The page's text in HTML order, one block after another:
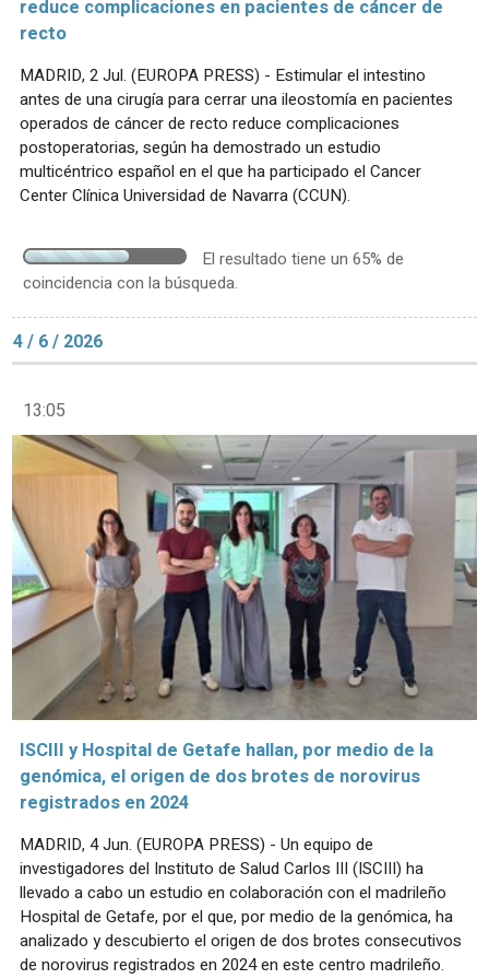
reduce complicaciones en pacientes de cáncer de
recto
MADRID, 2 Jul. (EUROPA PRESS) - Estimular el intestino
antes de una cirugía para cerrar una ileostomía en pacientes
operados de cáncer de recto reduce complicaciones
postoperatorias, según ha demostrado un estudio
multicéntrico español en el que ha participado el Cancer
Center Clínica Universidad de Navarra (CCUN).
El resultado tiene un 65% de
coincidencia con la búsqueda.
4 / 6 / 2026
13:05
ISCIII y Hospital de Getafe hallan, por medio de la
genómica, el origen de dos brotes de norovirus
registrados en 2024
MADRID, 4 Jun. (EUROPA PRESS) - Un equipo de
investigadores del Instituto de Salud Carlos III (ISCIII) ha
llevado a cabo un estudio en colaboración con el madrileño
Hospital de Getafe, por el que, por medio de la genómica, ha
analizado y descubierto el origen de dos brotes consecutivos
de norovirus registrados en 2024 en este centro madrileño.